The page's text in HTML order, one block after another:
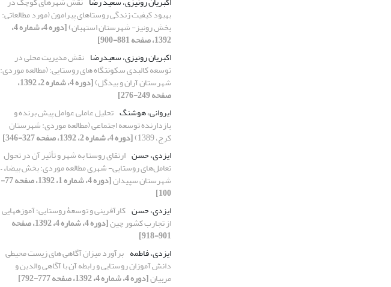
بهبود کیفیت زندگی روستاهای پیرامون (مورد مطالعاتی:
بخش رونیز- شهرستان استهبان) [دوره 4، شماره 4،
1392، صفحه 881-900]
اکبریان رونیزی، سعیدرضا نقش مدیریت محلی در
توسعه کالبدی سکونتگاه های روستایی؛ (مطالعه موردی:
شهرستان آران و بیدگل) [دوره 4، شماره 2، 1392،
صفحه 249-276]
ایروانی، هوشنگ تحلیل عاملی عوامل پیش برنده و
بازدارنده توسعه اجتماعی (مطالعه موردی: شهرستان
کرج، 1389)
[دوره 4، شماره 2، 1392، صفحه 327-346]
ایزدی، حسن ارتقای روستا به شهر و تأثیر آن در تحول
تعامل‌های روستایی- شهری مطالعه موردی: بخش بیضاء –
شهرستان سپیدان [دوره 4، شماره 1، 1392، صفحه 77-
100]
ایزدی، حسن کارآفرینی و توسعۀ روستایی؛ آموزه‏هایی
از تجارب کشور چین [دوره 4، شماره 4، 1392، صفحه
901-918]
ایزدی، فاطمه برآورد میزان آگاهی های زیست محیطی
دانش آموزان روستایی و رابطه آن با آگاهی والدین و
مربیان[دوره 4، شماره 4، 1392، صفحه 777-792]